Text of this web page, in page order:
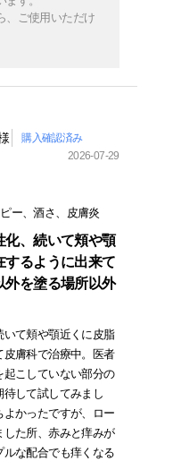
、ご使用いただけ
購入確認済み
2026-07-29
ー、酒さ、皮膚炎
化、続いて頬や顎
するように出来て
外を塗る場所以外
て頬や顎近くに皮脂
膚科で治療中。医者
こしていない部分の
して試してみまし
かったですが、ロー
た所、赤みと痒みが
な配合でも痒くなる